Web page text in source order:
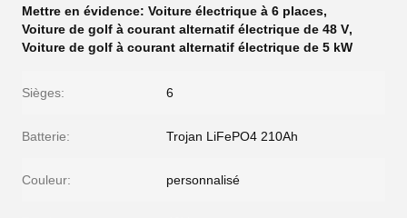
Mettre en évidence: Voiture électrique à 6 places,
Voiture de golf à courant alternatif électrique de 48 V,
Voiture de golf à courant alternatif électrique de 5 kW
Sièges: 6
Batterie: Trojan LiFePO4 210Ah
Couleur: personnalisé